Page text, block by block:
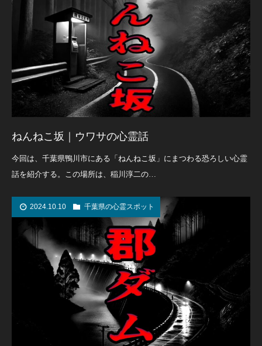
ねんねこ坂｜ウワサの心霊話
今回は、千葉県鴨川市にある「ねんねこ坂」にまつわる恐ろしい心霊
話を紹介する。この場所は、稲川淳二の…
2024.10.10 千葉県の心霊スポット